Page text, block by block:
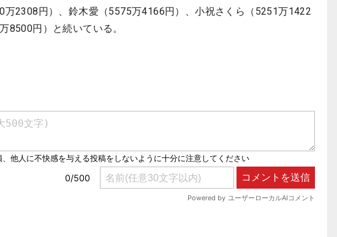
万2308円）、鈴木愛（5575万4166円）、小祝さくら（5251万1422
8500円）と続いている。